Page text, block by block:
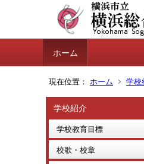
ホーム
現在位置： ホーム 学校
学校紹介
学校教育目標
校歌・校章